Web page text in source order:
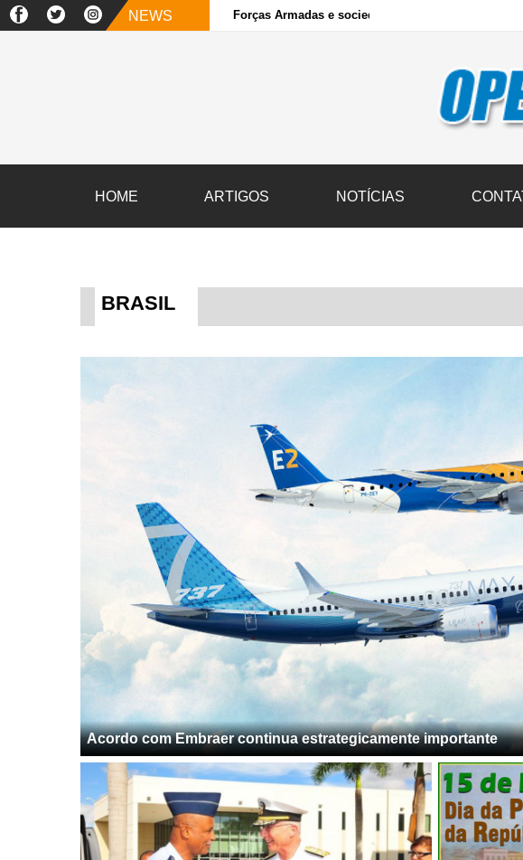
NEWS Forças Armadas e sociedade civil transportam 3,6
HOME ARTIGOS NOTÍCIAS
BRASIL
Acordo com Embraer continua estrategicamente importante